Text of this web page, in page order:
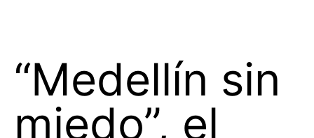
“Medellín sin
miedo”, el